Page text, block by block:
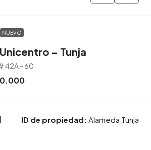
NUEVO
– Tunja
42A - 60
ID de propiedad: Alameda Tunja